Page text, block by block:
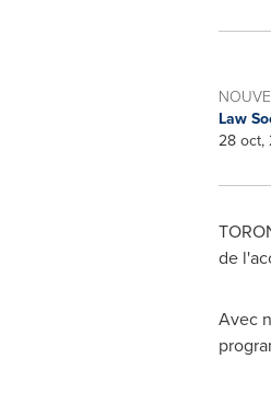
Law
28 oct,
de
Avec